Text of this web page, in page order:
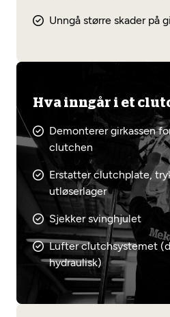
Les mer
Unngå større skader på
Hva inngår i et
Demonterer girkassen
clutchen
Erstatter clutchplate,
utløserlager
Sjekker svinghjulet
Lufter clutchsystemet
hydraulisk)